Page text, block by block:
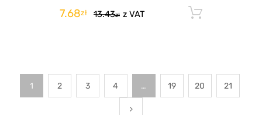
13.43zł
7.68zł z VAT
1 2 3 4 … 19 20 21